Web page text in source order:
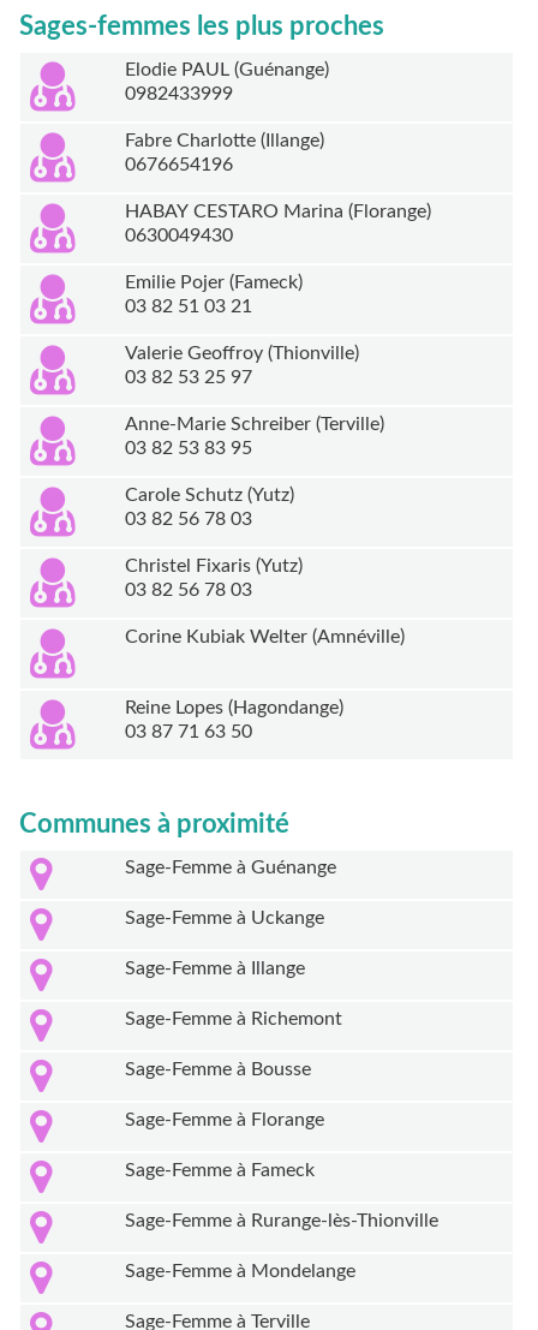
Sages-femmes les plus proches
Elodie PAUL (Guénange)
0982433999
Fabre Charlotte (Illange)
0676654196
HABAY CESTARO Marina (Florange)
0630049430
Emilie Pojer (Fameck)
03 82 51 03 21
Valerie Geoffroy (Thionville)
03 82 53 25 97
Anne-Marie Schreiber (Terville)
03 82 53 83 95
Carole Schutz (Yutz)
03 82 56 78 03
Christel Fixaris (Yutz)
03 82 56 78 03
Corine Kubiak Welter (Amnéville)
Reine Lopes (Hagondange)
03 87 71 63 50
Communes à proximité
Sage-Femme à Guénange
Sage-Femme à Uckange
Sage-Femme à Illange
Sage-Femme à Richemont
Sage-Femme à Bousse
Sage-Femme à Florange
Sage-Femme à Fameck
Sage-Femme à Rurange-lès-Thionville
Sage-Femme à Mondelange
Sage-Femme à Terville